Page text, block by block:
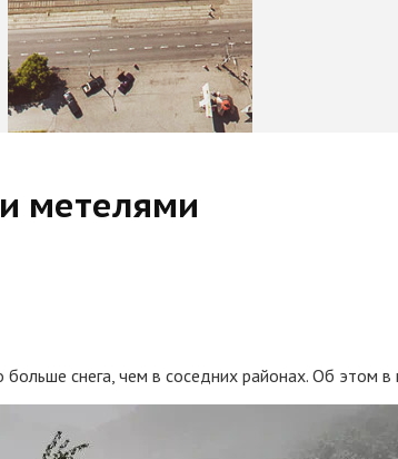
метелями
снега, чем в соседних районах. Об этом в